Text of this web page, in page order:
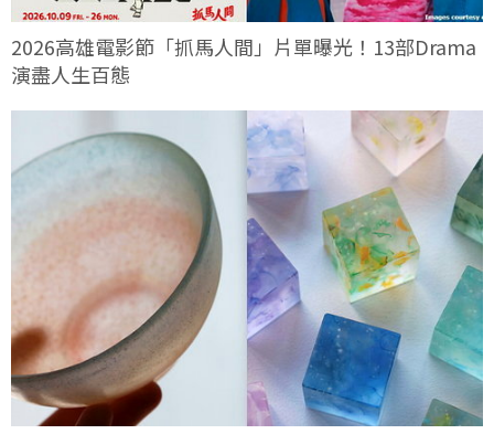
2026高雄電影節「抓馬人間」片單曝光！13部Drama
演盡人生百態